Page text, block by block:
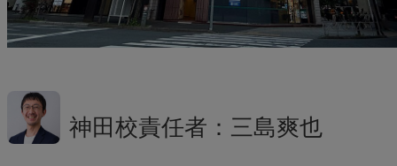
神田校責任者：三島爽也